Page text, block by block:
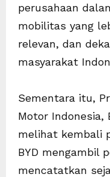
perusahaan
mobilitas yang
relevan, dan
masyarakat
Sementara itu,
Motor Indonesia,
melihat kembali
BYD mengambil
mencatatkan